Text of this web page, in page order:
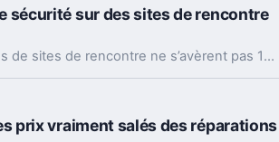
sécurité sur des sites de rencontre
Plusieurs applications de sites de rencontre ne s’avèrent pas 100% sûres. C’est en tout cas ce que viennent de révéler des chercheurs en sécurité de la société Kaspersky Lab. Ces derniers se sont donc rendu compte qu’on pouvait localiser les usagers, et plus encore.
prix vraiment salés des réparations